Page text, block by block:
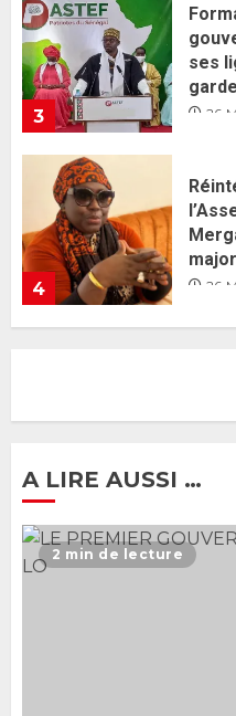
4 26
5
Guy
26
A LIRE AUSSI …
2 min de lecture